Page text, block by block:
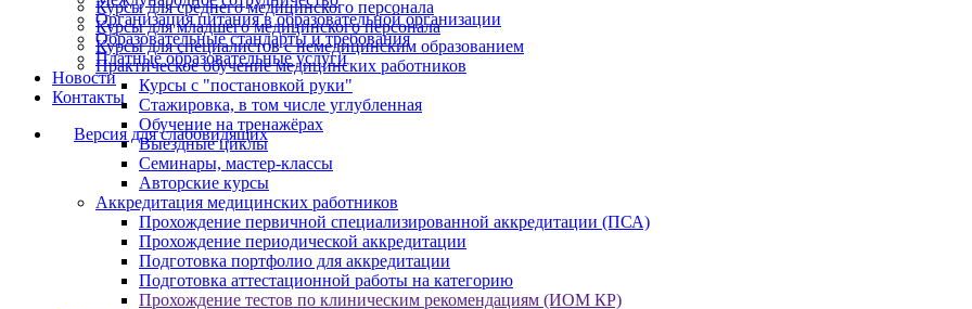
Организация питания в образовательной организации
Образовательные стандарты и требования
Платные образовательные услуги
Новости
Контакты
Версия для слабовидящих
Курсы для среднего медицинского персонала
Курсы для младшего медицинского персонала
Курсы для специалистов с немедицинским образованием
Практическое обучение медицинских работников
Курсы с "постановкой руки"
Стажировка, в том числе углубленная
Обучение на тренажёрах
Выездные циклы
Семинары, мастер-классы
Авторские курсы
Аккредитация медицинских работников
Прохождение первичной специализированной аккредитации (ПСА)
Прохождение периодической аккредитации
Подготовка портфолио для аккредитации
Подготовка аттестационной работы на категорию
Прохождение тестов по клиническим рекомендациям (ИОМ КР)